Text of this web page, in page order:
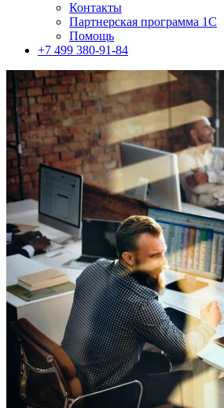
Контакты
Партнерская программа 1С
Помощь
+7 499 380-91-84